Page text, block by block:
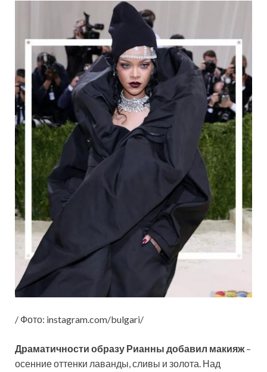
/ Фото: instagram.com/bulgari/
Драматичности образу Рианны добавил макияж–
осенние оттенки лаванды, сливы и золота. Над